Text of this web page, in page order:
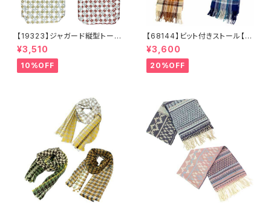
【19323】ジャガード縦型トート
【送料無料】トレンド トートバッ
グ ジャガードバッグ ジャガー
ド生地 花柄 グレーベージ
ュ アイボリー ライトグレー
¥3,510
10%OFF
【68144】ビット付きストール【送
料無料】チェック柄 大判ストー
ル チェックストール アイボリ
ー ベージュ レッド ネイビ
ー フリンジ マフラー ひざ
¥3,600
20%OFF